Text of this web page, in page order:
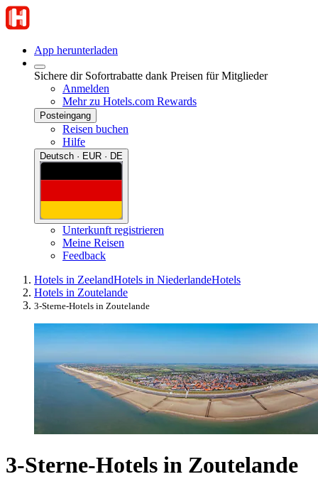
App herunterladen
Sichere dir Sofortrabatte dank Preisen für Mitglieder
Anmelden
Mehr zu Hotels.com Rewards
Posteingang
Reisen buchen
Hilfe
Deutsch · EUR · DE
Unterkunft registrieren
Meine Reisen
Feedback
Hotels in ZeelandHotels in NiederlandeHotels
Hotels in Zoutelande
3-Sterne-Hotels in Zoutelande
3-Sterne-Hotels in Zoutelande